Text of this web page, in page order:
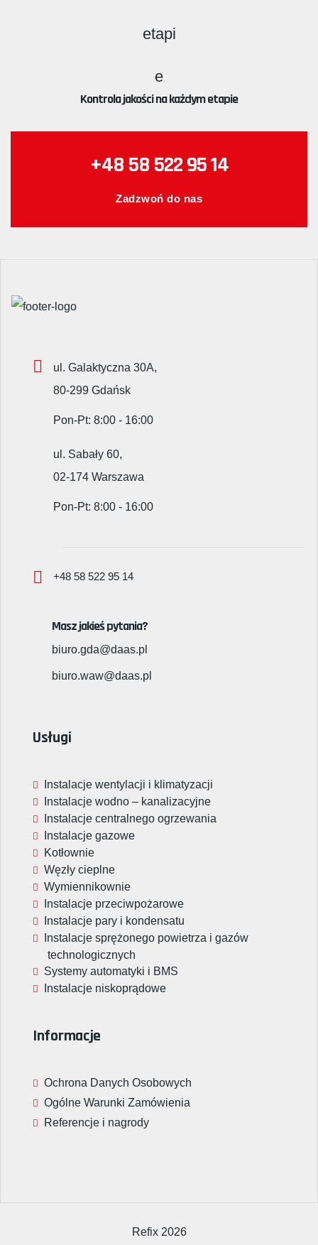
Kontrola jakości na każdym etapie
+48 58 522 95 14
Zadzwoń do nas
ul. Galaktyczna 30A,
80-299 Gdańsk
Pon-Pt: 8:00 - 16:00
ul. Sabały 60,
02-174 Warszawa
Pon-Pt: 8:00 - 16:00
+48 58 522 95 14
Masz jakieś pytania?
biuro.gda@daas.pl
biuro.waw@daas.pl
Usługi
Instalacje wentylacji i klimatyzacji
Instalacje wodno – kanalizacyjne
Instalacje centralnego ogrzewania
Instalacje gazowe
Kotłownie
Węzły cieplne
Wymiennikownie
Instalacje przeciwpożarowe
Instalacje pary i kondensatu
Instalacje sprężonego powietrza i gazów
technologicznych
Systemy automatyki i BMS
Instalacje niskoprądowe
Informacje
Ochrona Danych Osobowych
Ogólne Warunki Zamówienia
Referencje i nagrody
Refix 2026